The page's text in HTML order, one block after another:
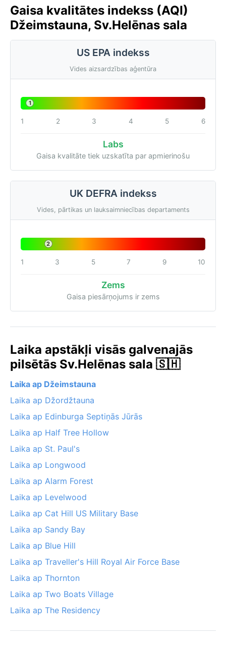
Gaisa kvalitātes indekss (AQI)
Džeimstauna, Sv.Helēnas sala
US EPA indekss
Vides aizsardzības aģentūra
1
1 2 3 4 5 6
Labs
Gaisa kvalitāte tiek uzskatīta par apmierinošu
UK DEFRA indekss
Vides, pārtikas un lauksaimniecības departaments
2
1 3 5 7 9 10
Zems
Gaisa piesārņojums ir zems
Laika apstākļi visās galvenajās
pilsētās Sv.Helēnas sala 🇸🇭
Laika ap Džeimstauna
Laika ap Džordžtauna
Laika ap Edinburga Septiņās Jūrās
Laika ap Half Tree Hollow
Laika ap St. Paul's
Laika ap Longwood
Laika ap Alarm Forest
Laika ap Levelwood
Laika ap Cat Hill US Military Base
Laika ap Sandy Bay
Laika ap Blue Hill
Laika ap Traveller's Hill Royal Air Force Base
Laika ap Thornton
Laika ap Two Boats Village
Laika ap The Residency